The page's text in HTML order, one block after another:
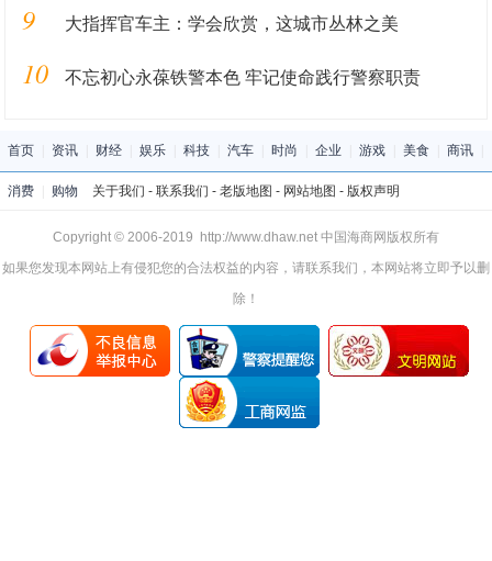
9 大指挥官车主：学会欣赏，这城市丛林之美
10 不忘初心永葆铁警本色 牢记使命践行警察职责
首页 资讯 财经 娱乐 科技 汽车 时尚 企业 游戏 美食 商讯
消费 购物 关于我们 - 联系我们 - 老版地图 - 网站地图 - 版权声明
Copyright © 2006-2019 http://www.dhaw.net 中国海商网版权所有
如果您发现本网站上有侵犯您的合法权益的内容，请联系我们，本网站将立即予以删
除！